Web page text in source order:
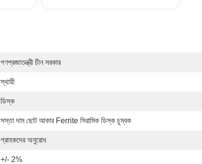
গণপ্রজাতন্ত্রী চীন সরকার
স্থায়ী
ডিস্ক
সস্তা দাম ছোট আকার Ferrite সিরামিক ডিস্ক চুম্বক
গ্রাহকদের অনুরোধ
+/- 2%